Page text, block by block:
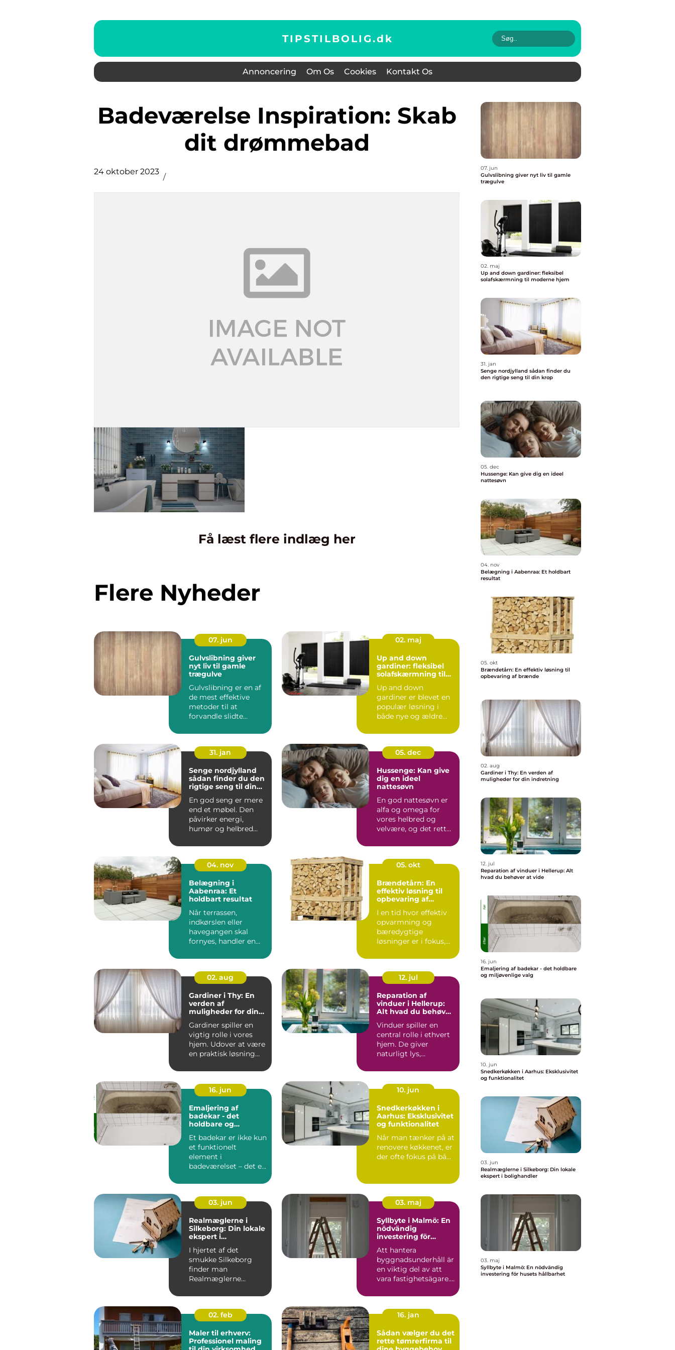
TIPSTILBOLIG.dk
Annoncering Om Os Cookies Kontakt Os
Badeværelse Inspiration: Skab
dit drømmebad
24 oktober 2023
Få læst flere indlæg her
Flere Nyheder
07. jun
Gulvslibning giver
nyt liv til gamle
trægulve
Gulvslibning er en af
de mest effektive
metoder til at
forvandle slidte
de...
02. maj
Up and down
gardiner: fleksibel
solafskærmning til
Up and down
gardiner er blevet en
populær løsning i
både nye og ældre
31. jan
Senge nordjylland
sådan finder du den
rigtige seng til din
En god seng er mere
end et møbel. Den
påvirker energi,
humør og helbred
Mange nordj...
05. dec
Hussenge: Kan give
dig en ideel
nattesøvn
En god nattesøvn er
alfa og omega for
vores helbred og
velvære, og det rette
04. nov
Belægning i
Aabenraa: Et
holdbart resultat
Når terrassen,
indkørslen eller
havegangen skal
fornyes, handler en
05. okt
Brændetårn: En
effektiv løsning til
opbevaring af
I en tid hvor effektiv
opvarmning og
bæredygtige
løsninger er i fokus,
02. aug
Gardiner i Thy: En
verden af
muligheder for din
Gardiner spiller en
vigtig rolle i vores
hjem. Udover at være
en praktisk løsning
12. jul
Reparation af
vinduer i Hellerup:
Alt hvad du behøver
Vinduer spiller en
central rolle i ethvert
hjem. De giver
naturligt lys,
forbinder in...
16. jun
Emaljering af
badekar - det
holdbare og
Et badekar er ikke kun
et funktionelt
element i
badeværelset – det er
10. jun
Snedkerkøkken i
Aarhus: Eksklusivitet
og funktionalitet
Når man tænker på at
renovere køkkenet, er
der ofte fokus på bå...
03. jun
Realmæglerne i
Silkeborg: Din lokale
ekspert i
I hjertet af det
smukke Silkeborg
finder man
Realmæglerne
ejendomsmægler m...
03. maj
Syllbyte i Malmö: En
nödvändig
investering för
Att hantera
byggnadsunderhåll är
en viktig del av att
vara fastighetsägare.
02. feb
Maler til erhverv:
Professionel maling
16. jan
Sådan vælger du det
rette tømrerfirma til
07. jun
Gulvslibning giver nyt liv til gamle
trægulve
02. maj
Up and down gardiner: fleksibel
solafskærmning til moderne hjem
31. jan
Senge nordjylland sådan finder du
den rigtige seng til din krop
05. dec
Hussenge: Kan give dig en ideel
nattesøvn
04. nov
Belægning i Aabenraa: Et holdbart
resultat
05. okt
Brændetårn: En effektiv løsning til
opbevaring af brænde
02. aug
Gardiner i Thy: En verden af
muligheder for din indretning
12. jul
Reparation af vinduer i Hellerup: Alt
hvad du behøver at vide
16. jun
Emaljering af badekar - det holdbare
og miljøvenlige valg
10. jun
Snedkerkøkken i Aarhus: Eksklusivitet
og funktionalitet
03. jun
Realmæglerne i Silkeborg: Din lokale
ekspert i bolighandler
03. maj
Syllbyte i Malmö: En nödvändig
investering för husets hållbarhet